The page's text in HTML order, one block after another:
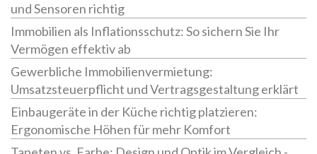
und Sensoren richtig
Immobilien als Inflationsschutz: So sichern Sie Ihr
Vermögen effektiv ab
Gewerbliche Immobilienvermietung:
Umsatzsteuerpflicht und Vertragsgestaltung erklärt
Einbaugeräte in der Küche richtig platzieren:
Ergonomische Höhen für mehr Komfort